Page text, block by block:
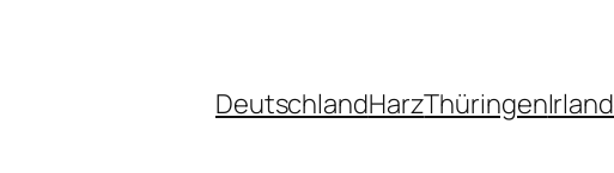
DeutschlandHarzThüringenIrland